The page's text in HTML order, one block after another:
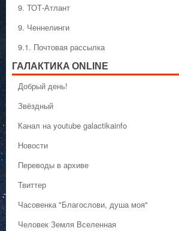
9. ТОТ-Атлант
9. Ченнелинги
9.1. Почтовая рассылка
ГАЛАКТИКA ONLINE
Добрый день!
Звёздный
Канал на youtube galactikainfo
Новости
Переводы в архиве
Твиттер
Часовенка "Благослови, душа моя"
Человек Земля Вселенная